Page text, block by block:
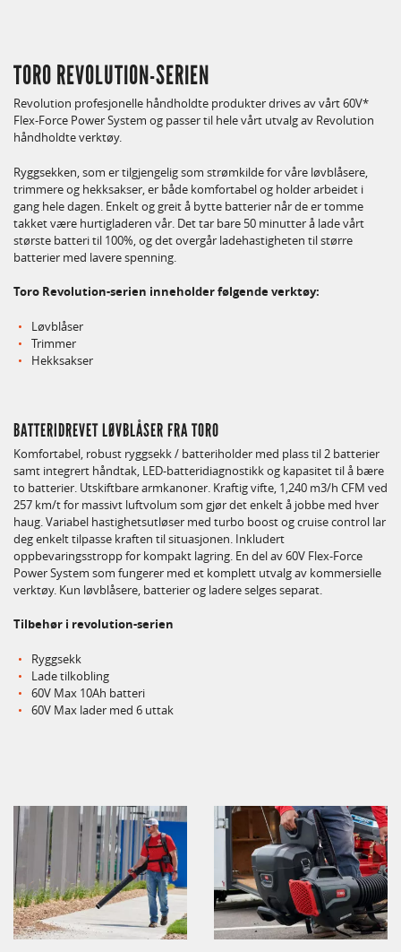
TORO REVOLUTION-SERIEN
Revolution profesjonelle håndholdte produkter drives av vårt 60V*
Flex-Force Power System og passer til hele vårt utvalg av Revolution
håndholdte verktøy.
Ryggsekken, som er tilgjengelig som strømkilde for våre løvblåsere,
trimmere og hekksakser, er både komfortabel og holder arbeidet i
gang hele dagen. Enkelt og greit å bytte batterier når de er tomme
takket være hurtigladeren vår. Det tar bare 50 minutter å lade vårt
største batteri til 100%, og det overgår ladehastigheten til større
batterier med lavere spenning.
Toro Revolution-serien inneholder følgende verktøy:
Løvblåser
Trimmer
Hekksakser
BATTERIDREVET LØVBLÅSER FRA TORO
Komfortabel, robust ryggsekk / batteriholder med plass til 2 batterier
samt integrert håndtak, LED-batteridiagnostikk og kapasitet til å bære
to batterier. Utskiftbare armkanoner. Kraftig vifte, 1,240 m3/h CFM ved
257 km/t for massivt luftvolum som gjør det enkelt å jobbe med hver
haug. Variabel hastighetsutløser med turbo boost og cruise control lar
deg enkelt tilpasse kraften til situasjonen. Inkludert
oppbevaringsstropp for kompakt lagring. En del av 60V Flex-Force
Power System som fungerer med et komplett utvalg av kommersielle
verktøy. Kun løvblåsere, batterier og ladere selges separat.
Tilbehør i revolution-serien
Ryggsekk
Lade tilkobling
60V Max 10Ah batteri
60V Max lader med 6 uttak